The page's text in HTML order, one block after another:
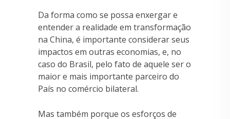
Da forma como se possa enxergar e
entender a realidade em transformação
na China, é importante considerar seus
impactos em outras economias, e, no
caso do Brasil, pelo fato de aquele ser o
maior e mais importante parceiro do
País no comércio bilateral.
Mas também porque os esforços de